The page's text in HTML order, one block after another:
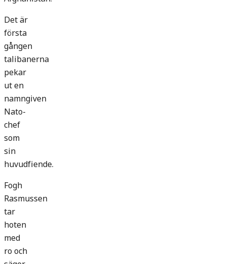
Det är
första
gången
talibanerna
pekar
ut en
namngiven
Nato-
chef
som
sin
huvudfiende.
Fogh
Rasmussen
tar
hoten
med
ro och